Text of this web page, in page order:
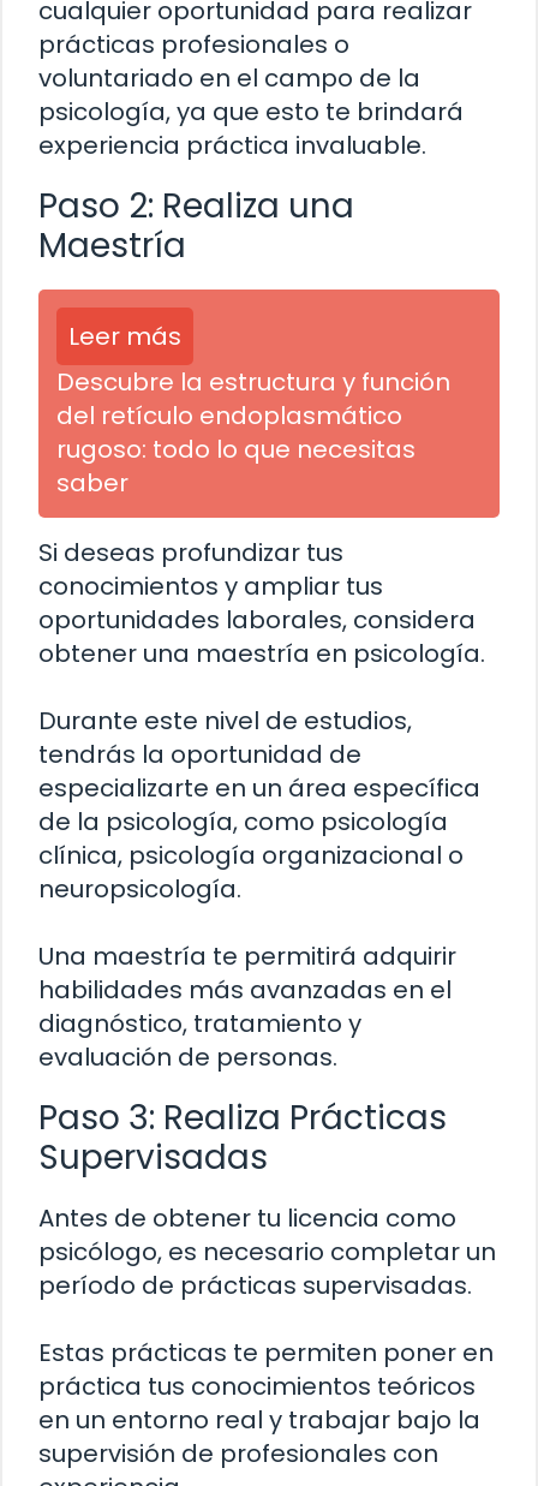
cualquier oportunidad para realizar
prácticas profesionales o
voluntariado en el campo de la
psicología, ya que esto te brindará
experiencia práctica invaluable.
Paso 2: Realiza una
Maestría
Leer más
Descubre la estructura y función
del retículo endoplasmático
rugoso: todo lo que necesitas
saber
Si deseas profundizar tus
conocimientos y ampliar tus
oportunidades laborales, considera
obtener una maestría en psicología.
Durante este nivel de estudios,
tendrás la oportunidad de
especializarte en un área específica
de la psicología, como psicología
clínica, psicología organizacional o
neuropsicología.
Una maestría te permitirá adquirir
habilidades más avanzadas en el
diagnóstico, tratamiento y
evaluación de personas.
Paso 3: Realiza Prácticas
Supervisadas
Antes de obtener tu licencia como
psicólogo, es necesario completar un
período de prácticas supervisadas.
Estas prácticas te permiten poner en
práctica tus conocimientos teóricos
en un entorno real y trabajar bajo la
supervisión de profesionales con